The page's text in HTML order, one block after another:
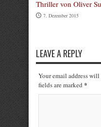
Thriller von Oliver
7. Dezember 2015
LEAVE A REPLY
Your email address
fields are marked *